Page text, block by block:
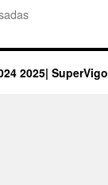
2025| SuperVigo